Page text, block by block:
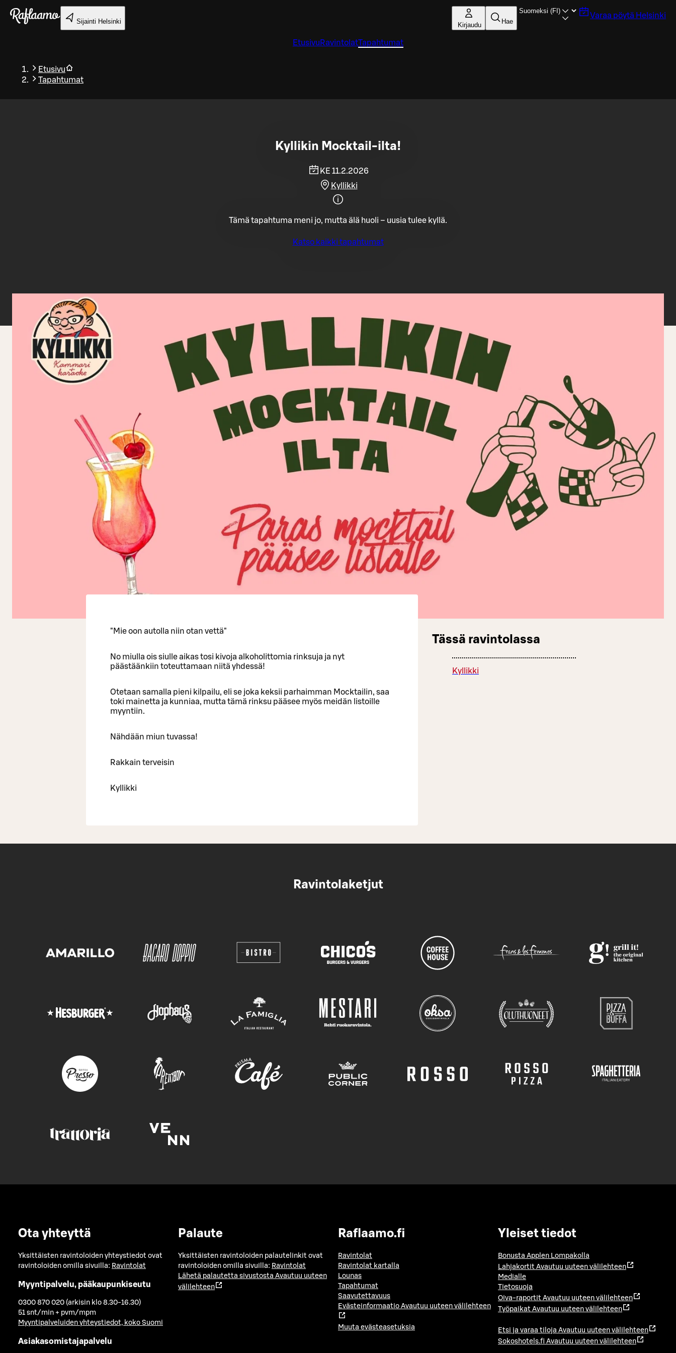
Siirry pääsisältöön
Sijainti Helsinki Kirjaudu Hae
Varaa pöytä Helsinki
Etusivu RavintolatTapahtumat
Etusivu
Tapahtumat
Takaisin
Kyllikin Mocktail-ilta!
KE 11.2.2026
Kyllikki
Tämä tapahtuma meni jo, mutta älä huoli – uusia tulee kyllä.
Katso kaikki tapahtumat
"Mie oon autolla niin otan vettä"
No miulla ois siulle aikas tosi kivoja alkoholittomia rinksuja ja nyt
päästäänkiin toteuttamaan niitä yhdessä!
Otetaan samalla pieni kilpailu, eli se joka keksii parhaimman Mocktailin, saa
toki mainetta ja kunniaa, mutta tämä rinksu pääsee myös meidän listoille
myyntiin.
Nähdään miun tuvassa!
Rakkain terveisin
Kyllikki
Tässä ravintolassa
Kyllikki
Ravintolaketjut
Ota yhteyttä
Yksittäisten ravintoloiden yhteystiedot ovat
ravintoloiden omilla sivuilla: Ravintolat
Myyntipalvelu, pääkaupunkiseutu
0300 870 020 (arkisin klo 8.30-16.30)
51 snt/min + pvm/mpm
Myyntipalveluiden yhteystiedot, koko Suomi
Asiakasomistajapalvelu
Palaute
Yksittäisten ravintoloiden palautelinkit ovat
ravintoloiden omilla sivuilla: Ravintolat
Lähetä palautetta sivustosta Avautuu uuteen
välilehteen
Raflaamo.fi
Ravintolat
Ravintolat kartalla
Lounas
Tapahtumat
Saavutettavuus
Evästeinformaatio Avautuu uuteen välilehteen
Muuta evästeasetuksia
Yleiset tiedot
Bonusta Applen Lompakolla
Lahjakortit Avautuu uuteen välilehteen
Medialle
Tietosuoja
Oiva-raportit Avautuu uuteen välilehteen
Työpaikat Avautuu uuteen välilehteen
Etsi ja varaa tiloja Avautuu uuteen välilehteen
Sokoshotels.fi Avautuu uuteen välilehteen